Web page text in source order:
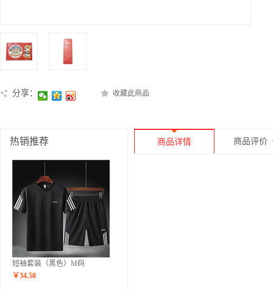
分享： 收藏此商品
热销推荐
短袖套装（黑色）M码
￥34.50
商品详情 商品评价